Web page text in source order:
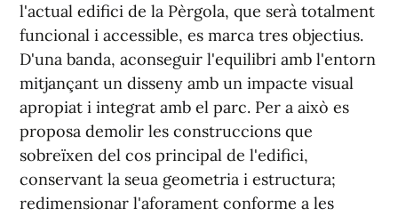
l'actual edifici de la Pèrgola, que serà totalment
funcional i accessible, es marca tres objectius.
D'una banda, aconseguir l'equilibri amb l'entorn
mitjançant un disseny amb un impacte visual
apropiat i integrat amb el parc. Per a això es
proposa demolir les construccions que
sobreïxen del cos principal de l'edifici,
conservant la seua geometria i estructura;
redimensionar l'aforament conforme a les